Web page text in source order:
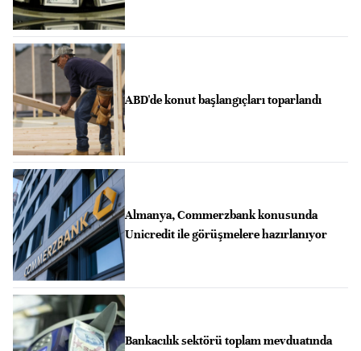
ABD'de konut başlangıçları toparlandı
Almanya, Commerzbank konusunda
Unicredit ile görüşmelere hazırlanıyor
Bankacılık sektörü toplam mevduatında